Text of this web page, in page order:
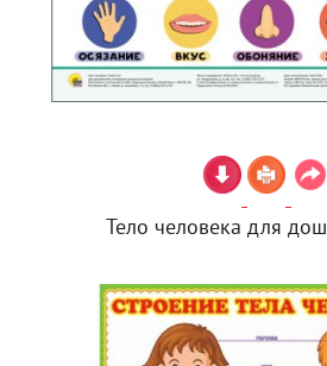
Тело человека для